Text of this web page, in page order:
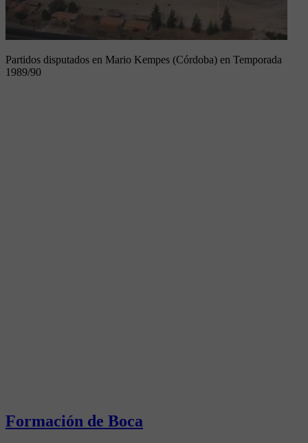
Partidos disputados en Mario Kempes (Córdoba) en Temporada
1989/90
Formación de Boca